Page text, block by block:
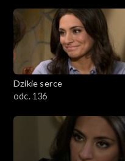
Dzikie serce
odc. 136